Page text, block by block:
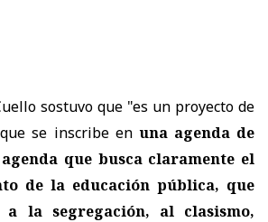
sostuvo que "es un proyecto de
se inscribe enuna agenda de
que busca claramente el
de la educación pública, que
la segregación, al clasismo,